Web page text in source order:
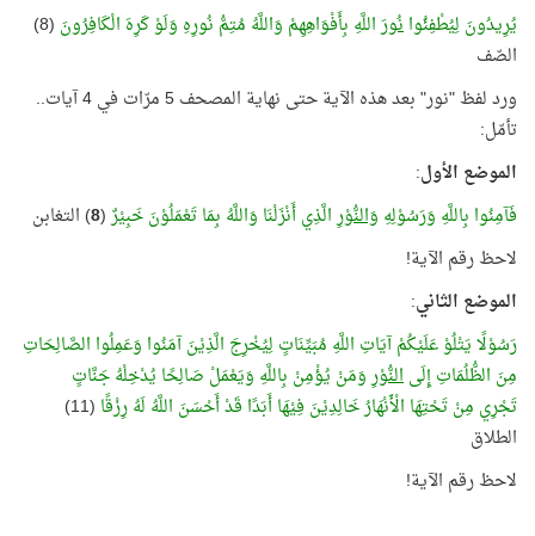
يُرِيدُونَ لِيُطْفِئُوانُورَاللَّهِ بِأَفْوَاهِهِمْ وَاللَّهُ مُتِمُّ نُورِهِ وَلَوْ كَرِهَ الْكَافِرُونَ
(8)
الصّف
ورد لفظ "نور" بعد هذه الآية حتى نهاية المصحف 5 مرّات في 4 آيات..
تأمّل:
الموضع الأول:
فَآمِنُوا بِاللَّهِ وَرَسُوْلِهِ وَالنُّوْرِالَّذِي أَنْزَلْنَا وَاللَّهُ بِمَا تَعْمَلُوْنَ خَبِيْرٌ(
8) التغابن
لاحظ رقم الآية!
الموضع الثاني:
رَسُوْلًا يَتْلُوْ عَلَيْكُمْ آيَاتِ اللَّهِ مُبَيِّنَاتٍ لِيُخْرِجَ الَّذِيْنَ آمَنُوا وَعَمِلُوا الصَّالِحَاتِ
مِنَ الظُّلُمَاتِ إِلَىالنُّوْرِوَمَنْ يُؤْمِنْ بِاللَّهِ وَيَعْمَلْ صَالِحًا يُدْخِلْهُ جَنَّاتٍ
تَجْرِي مِنْ تَحْتِهَا الْأَنْهَارُ خَالِدِيْنَ فِيْهَا أَبَدًا قَدْ أَحْسَنَ اللَّهُ لَهُ رِزْقًا
(11)
الطلاق
لاحظ رقم الآية!